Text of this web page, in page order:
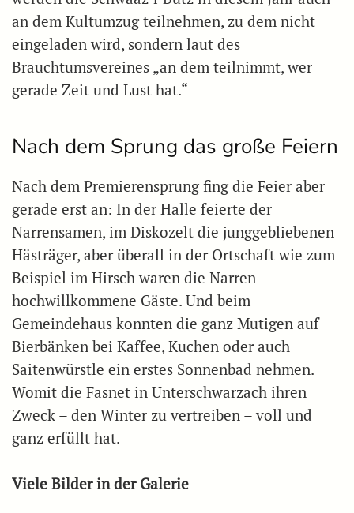
an dem Kultumzug teilnehmen, zu dem nicht
eingeladen wird, sondern laut des
Brauchtumsvereines „an dem teilnimmt, wer
gerade Zeit und Lust hat.“
Nach dem Sprung das große Feiern
Nach dem Premierensprung fing die Feier aber
gerade erst an: In der Halle feierte der
Narrensamen, im Diskozelt die junggebliebenen
Hästräger, aber überall in der Ortschaft wie zum
Beispiel im Hirsch waren die Narren
hochwillkommene Gäste. Und beim
Gemeindehaus konnten die ganz Mutigen auf
Bierbänken bei Kaffee, Kuchen oder auch
Saitenwürstle ein erstes Sonnenbad nehmen.
Womit die Fasnet in Unterschwarzach ihren
Zweck – den Winter zu vertreiben – voll und
ganz erfüllt hat.
Viele Bilder in der Galerie